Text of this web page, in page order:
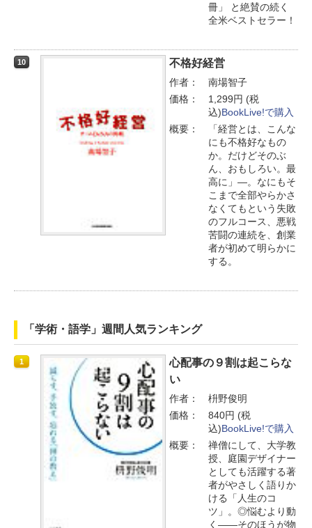
冊」 と絶賛の続く
全米ベストセラー！
10 不格好経営
作者：
南場智子
価格：
1,299円 (税
込)BookLive!で購入
概要：
「経営とは、こんな
にも不格好なもの
か。だけどそのぶ
ん、おもしろい。最
高に」―。なにもそ
こまで全部やらかさ
なくてもという失敗
のフルコース、悪戦
苦闘の連続を、創業
者が初めて明らかに
する。
「学術・語学」週間人気ランキング
1
心配事の９割は起こらな
い
作者：
枡野俊明
価格：
840円 (税
込)BookLive!で購入
概要：
禅僧にして、大学教
授、庭園デザイナー
としても活躍する著
者がやさしく語りか
ける「人生のコ
ツ」。◎悩むより動
く――そのほうが物